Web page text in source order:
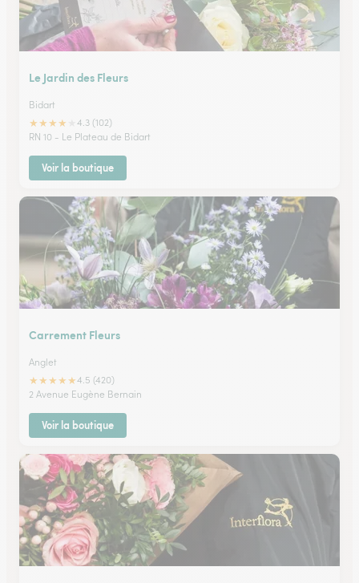
Le Jardin des Fleurs
Bidart
★★★★
4.3 (102)
RN 10 - Le Plateau de Bidart
Voir la boutique
Carrement Fleurs
Anglet
★★★★★4.5 (420)
2 Avenue Eugène Bernain
Voir la boutique